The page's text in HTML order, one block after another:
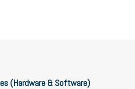
(Hardware & Software)